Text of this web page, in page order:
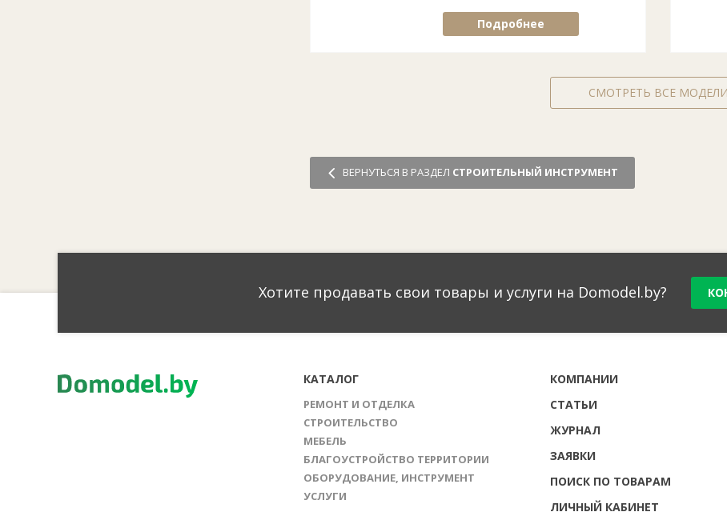
Подробнее
СМОТРЕТЬ ВСЕ МОДЕЛИ
ВЕРНУТЬСЯ В РАЗДЕЛ СТРОИТЕЛЬНЫЙ ИНСТРУМЕНТ
Хотите продавать свои товары и услуги на Domodel.by?
КАТАЛОГ
РЕМОНТ И ОТДЕЛКА
СТРОИТЕЛЬСТВО
МЕБЕЛЬ
БЛАГОУСТРОЙСТВО ТЕРРИТОРИИ
ОБОРУДОВАНИЕ, ИНСТРУМЕНТ
УСЛУГИ
КОМПАНИИ
СТАТЬИ
ЖУРНАЛ
ЗАЯВКИ
ПОИСК ПО ТОВАРАМ
ЛИЧНЫЙ КАБИНЕТ